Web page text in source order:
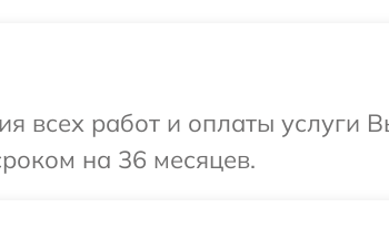
всех работ и оплаты услуги
на 36 месяцев.